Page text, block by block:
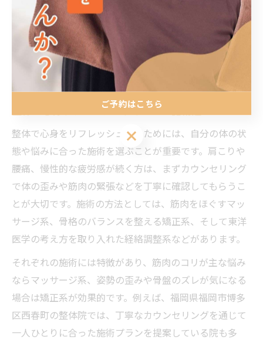
すことで、整体の効果を長持ちさせ、再発を防ぐことが
できます。
リフレッシュに最適な整体活用法
整体で心身リフレッシュするための施術選び
整体で心身をリフレッシュするためには、自分の体の状
態や悩みに合った施術を選ぶことが重要です。肩こりや
腰痛、慢性的な疲労感が続く方は、まずカウンセリング
で体の歪みや筋肉の緊張などを丁寧に確認してもらうこ
とが大切です。施術の方法としては、筋肉をほぐすマッ
サージ系、骨格のバランスを整える矯正系、そして東洋
医学の考え方を取り入れた経絡調整系などがあります。
それぞれの施術には特徴があり、筋肉のコリが主な悩み
ならマッサージ系、姿勢の歪みや骨盤のズレが気になる
場合は矯正系が効果的です。例えば、福岡県福岡市博多
区西春町の整体院では、丁寧なカウンセリングを通じて
一人ひとりに合った施術プランを提案している院も多
ご予約はこちら
ご予約はこちら